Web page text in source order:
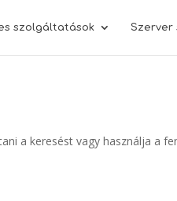
szolgáltatások Szerver
a keresést vagy használja a